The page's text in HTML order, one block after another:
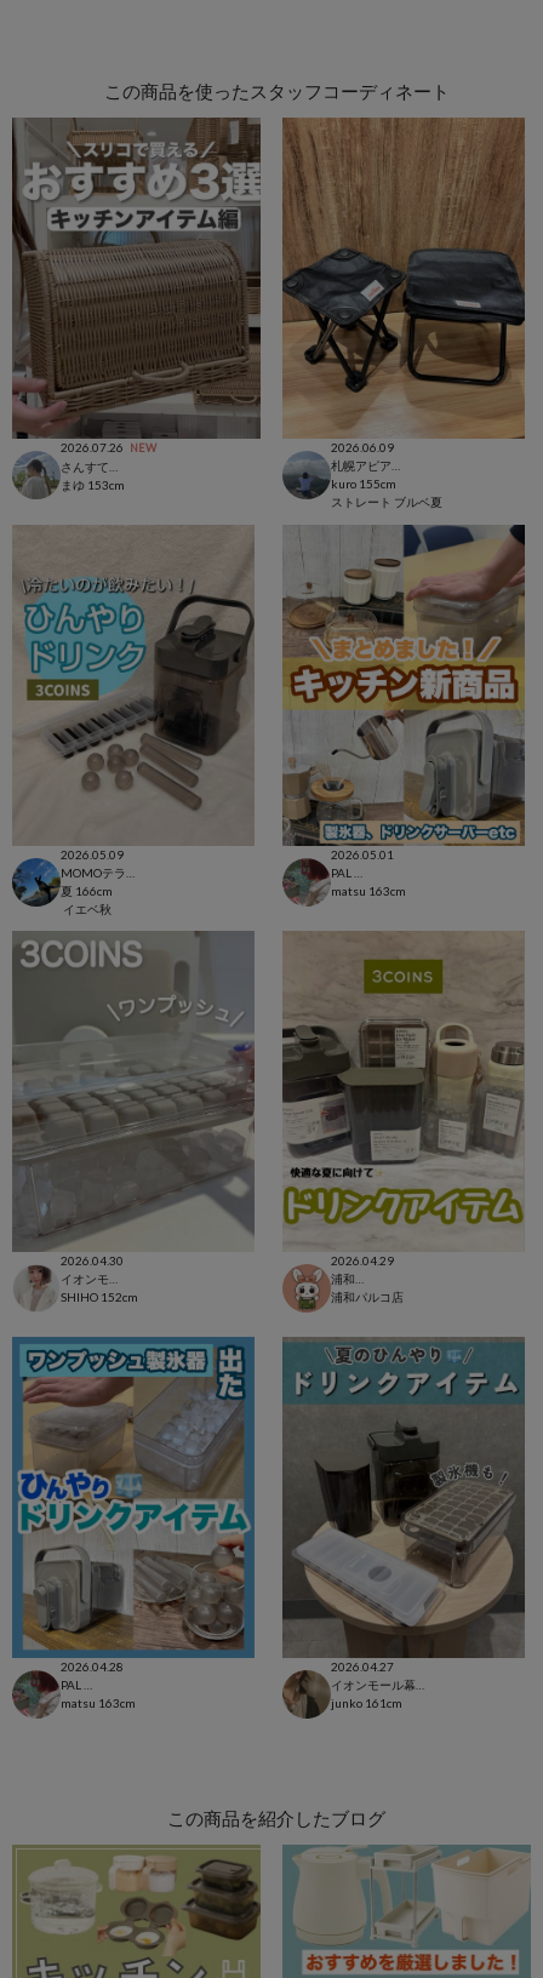
この商品を使ったスタッフコーディネート
2026.07.26 NEW
まゆ 153cm
2026.06.09
kuro 155cm
ストレート ブルベ夏
2026.05.09
夏 166cm
イエベ秋
2026.05.01
matsu 163cm
2026.04.30
SHIHO 152cm
2026.04.29
浦和パルコ店
2026.04.28
matsu 163cm
2026.04.27
junko 161cm
この商品を紹介したブログ